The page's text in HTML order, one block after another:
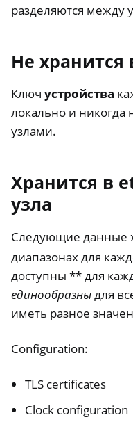
разделяются между
Не хранится
Ключ устройства
локально и никогда
узлами.
Хранится в
узла
Следующие данные
диапазонах для
доступны ** для
единообразныдля
иметь разное
Configuration:
TLS certificates
Clock configuration